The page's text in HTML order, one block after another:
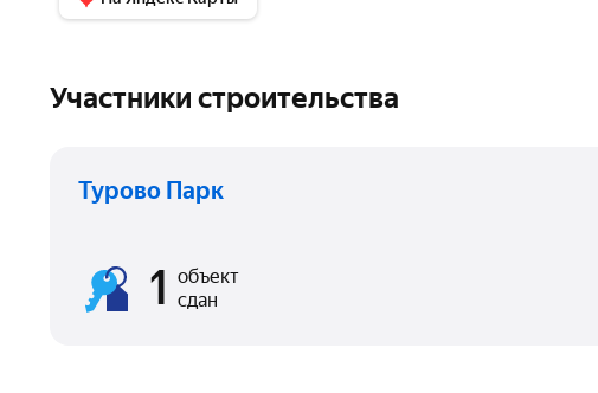
Участники строительства
Турово Парк
1 объект
сдан